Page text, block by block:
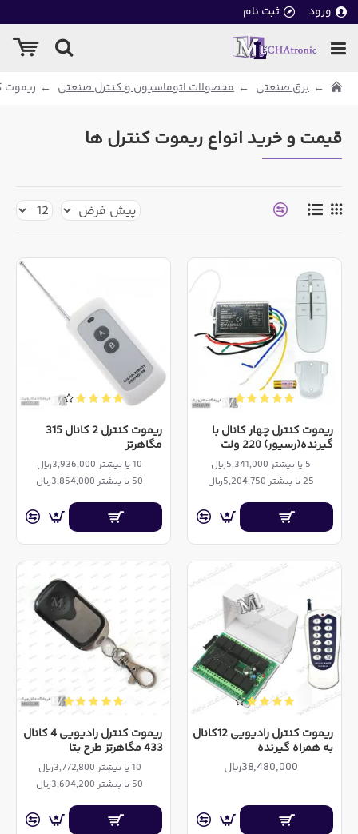
ورود ثبت نام
برق صنعتی محصولات اتوماسیون و کنترل صنعتی ریموت
قیمت و خرید انواع ریموت کنترل ها
ریموت کنترل چهار کانال با
گیرنده(رسیور) 220 ولت
5 یا بیشتر 5,341,000ریال
25 یا بیشتر 5,204,750ریال
ریموت کنترل 2 کانال 315
مگاهرتز
10 یا بیشتر 3,936,000ریال
50 یا بیشتر 3,854,000ریال
ریموت کنترل رادیویی 12کانال
به همراه گیرنده
38,480,000ریال
ریموت کنترل رادیویی 4 کانال
433 مگاهرتز طرح بتا
10 یا بیشتر 3,772,800ریال
50 یا بیشتر 3,694,200ریال